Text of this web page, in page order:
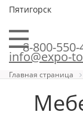
Пятигорск
8-800-550-
info@expo-
Главная страница